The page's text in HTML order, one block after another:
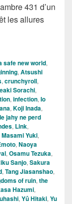
431 d’un
les allures
de la
safe new world,
, Atsushi
, crunchyroll,
Sorachi,
, infection, Io
, Koji Inada,
jahy ne perd
, Link,
Masami Yuki,
, Naoya
, Osamu Tezuka,
Sanjo, Sakura
, Tang Jiasanshao,
of ruin, the
Hazumi,
, Yû Hitaki, Yu